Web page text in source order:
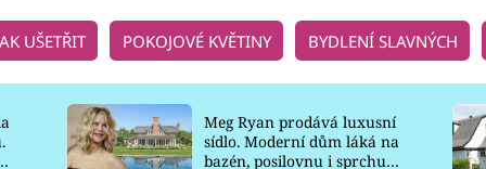
UŠETŘIT POKOJOVÉ KVĚTINY BYDLENÍ SLAVNÝCH
Meg Ryan prodává luxusní
sídlo. Moderní dům láká na
bazén, posilovnu i sprchu